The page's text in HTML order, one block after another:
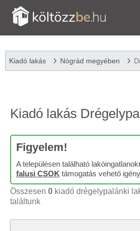
Kiadó lakás Nógrád megyében
Kiadó lakás
Figyelem!
A településen található
falusi CSOK támogatás vehető
Összesen 0 kiadó drégelypalánki
találtunk